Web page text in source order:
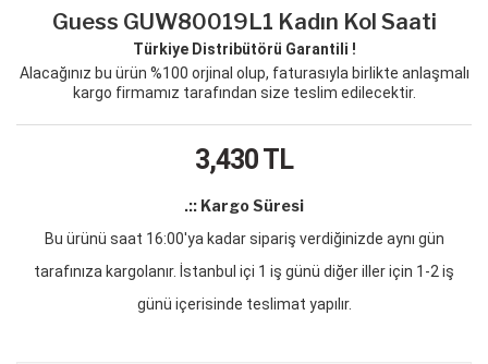
Guess GUW80019L1 Kadın Kol Saati
Türkiye Distribütörü Garantili !
Alacağınız bu ürün %100 orjinal olup, faturasıyla birlikte anlaşmalı
kargo firmamız tarafından size teslim edilecektir.
3,430TL
.:: Kargo Süresi
Bu ürünü saat 16:00'ya kadar sipariş verdiğinizde aynı gün
tarafınıza kargolanır. İstanbul içi 1 iş günü diğer iller için 1-2 iş
günü içerisinde teslimat yapılır.